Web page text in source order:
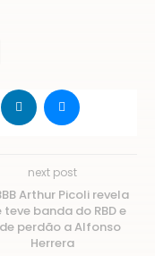
next post
Arthur Picoli revela
teve banda do RBD e
perdão a Alfonso
Herrera